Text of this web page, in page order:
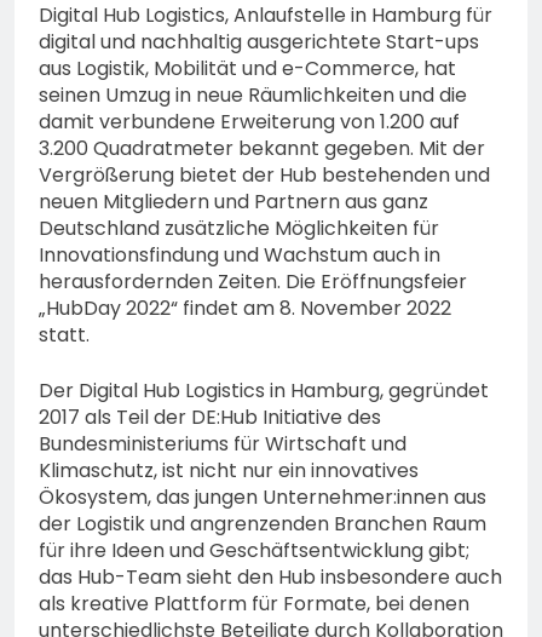
Digital Hub Logistics, Anlaufstelle in Hamburg für
digital und nachhaltig ausgerichtete Start-ups
aus Logistik, Mobilität und e-Commerce, hat
seinen Umzug in neue Räumlichkeiten und die
damit verbundene Erweiterung von 1.200 auf
3.200 Quadratmeter bekannt gegeben. Mit der
Vergrößerung bietet der Hub bestehenden und
neuen Mitgliedern und Partnern aus ganz
Deutschland zusätzliche Möglichkeiten für
Innovationsfindung und Wachstum auch in
herausfordernden Zeiten. Die Eröffnungsfeier
„HubDay 2022“ findet am 8. November 2022
statt.
Der Digital Hub Logistics in Hamburg, gegründet
2017 als Teil der DE:Hub Initiative des
Bundesministeriums für Wirtschaft und
Klimaschutz, ist nicht nur ein innovatives
Ökosystem, das jungen Unternehmer:innen aus
der Logistik und angrenzenden Branchen Raum
für ihre Ideen und Geschäftsentwicklung gibt;
das Hub-Team sieht den Hub insbesondere auch
als kreative Plattform für Formate, bei denen
unterschiedlichste Beteiligte durch Kollaboration